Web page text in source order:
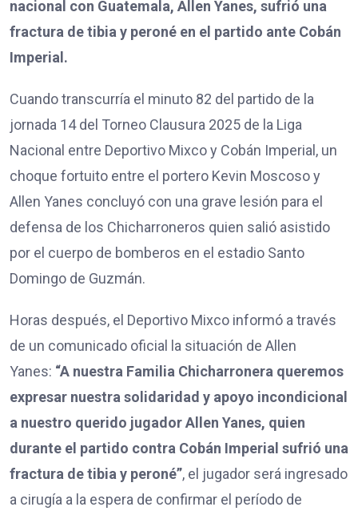
nacional con Guatemala, Allen Yanes, sufrió una
fractura de tibia y peroné en el partido ante Cobán
Imperial.
Cuando transcurría el minuto 82 del partido de la
jornada 14 del Torneo Clausura 2025 de la Liga
Nacional entre Deportivo Mixco y Cobán Imperial, un
choque fortuito entre el portero Kevin Moscoso y
Allen Yanes concluyó con una grave lesión para el
defensa de los Chicharroneros quien salió asistido
por el cuerpo de bomberos en el estadio Santo
Domingo de Guzmán.
Horas después, el Deportivo Mixco informó a través
de un comunicado oficial la situación de Allen
Yanes: “A nuestra Familia Chicharronera queremos
expresar nuestra solidaridad y apoyo incondicional
a nuestro querido jugador Allen Yanes, quien
durante el partido contra Cobán Imperial sufrió una
fractura de tibia y peroné”, el jugador será ingresado
a cirugía a la espera de confirmar el período de